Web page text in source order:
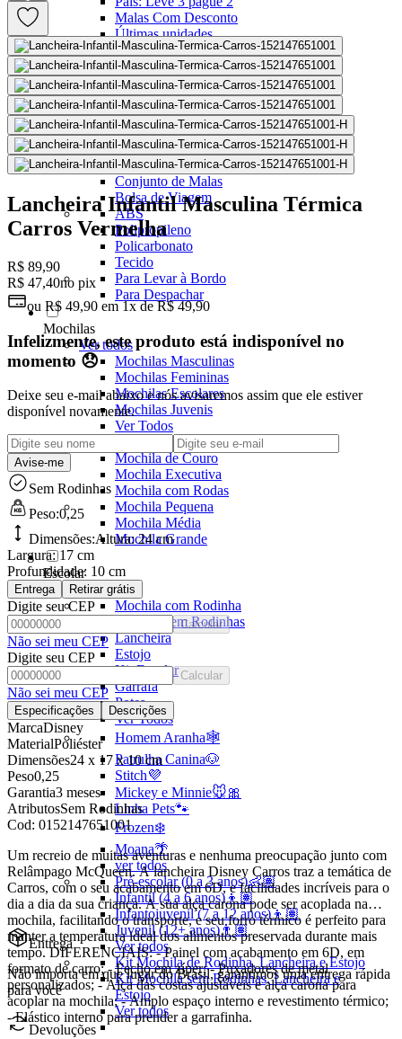
Malas Com Desconto
Últimas unidades
Kits Escolares Com Desconto
malas
Ver todos
Mala de bordo (8 a 10 kg)
Mala Pequena (10 kg)
Mala Média (23 kg)
Mala Grande (32 kg)
Conjunto de Malas
Bolsa de Viagem
ABS
Polipropileno
Policarbonato
Tecido
Para Levar à Bordo
Para Despachar
Mochilas
Ver todos
Mochilas Masculinas
Mochilas Femininas
Mochilas Escolares
Mochilas Juvenis
Ver Todos
Mochila para Notebook
Mochila de Couro
Mochila Executiva
Mochila com Rodas
Mochila Pequena
Mochila Média
Mochila Grande
Escolar
Ver todos
Mochila com Rodinha
Mochila sem Rodinhas
Lancheira
Estojo
Kit Escolar
Garrafa
Potes
Ver Todos
Homem Aranha🕸️
Patrulha Canina🐶
Stitch💜
Mickey e Minnie🐭🎀
Linha Pets🐾
Frozen❄️
Moana🌴
ver todos
Pré-escolar (0 a 3 anos)👶🏽
Infantil (4 a 6 anos)👦🏽
Infantojuvenil (7 a 12 anos)👦🏽
Juvenil (12+ anos)👨🏽
Ver todos
Kit Mochila de Rodinha, Lancheira e Estojo
Kit Mochila sem Rodinhas, Lancheira e
Estojo
Ver todos
Lancheira Infantil Masculina Térmica
Carros Vermelha
R$ 89,90
R$ 47,40no pix
ou R$ 49,90 em1x de R$ 49,90
Infelizmente, este produto está indisponível no
momento 😞
Deixe seu e-mail abaixo e nós avisaremos assim que ele estiver
disponível novamente.
Avise-me
Sem Rodinhas
Peso:0,25
Dimensões:Altura: 24 cm
Largura: 17 cm
Profundidade: 10 cm
Entrega Retirar grátis
Digite seu CEP
Calcular
Não sei meu CEP
Digite seu CEP
Calcular
Não sei meu CEP
Especificações Descrições
MarcaDisney
MaterialPoliéster
Dimensões24 x 17 x 10 cm
Peso0,25
Garantia3 meses
AtributosSem Rodinhas
Cod: 0152147651001
Um recreio de muitas aventuras e nenhuma preocupação junto com
Relâmpago McQueen. A lancheira Disney Carros traz a temática de
Carros, com o seu acabamento em 6D, e facilidades incríveis para o
dia a dia da sua criança. A sua alça carona pode ser acoplada na
mochila, facilitando o transporte, e seu forro térmico é perfeito para
manter a temperatura ideal dos alimentos preservada durante mais
tempo. DIFERENCIAIS: - Painel com acabamento em 6D, em
formato de carro; - Fecho em zíper; - Puxadores de metal
personalizados; - Alça das costas ajustáveis e alça carona para
acoplar na mochila; - Amplo espaço interno e revestimento térmico;
- Elástico interno para prender a garrafinha.
Entrega
Não importa em que lugar do Brasil, garantimos uma entrega rápida
para você
Devoluções